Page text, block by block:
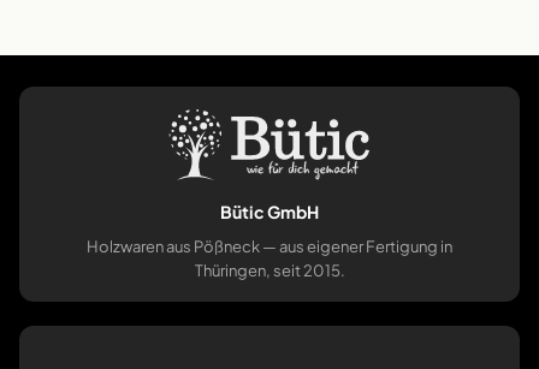
Bütic GmbH
Holzwaren aus Pößneck — aus eigener Fertigung in
Thüringen, seit 2015.